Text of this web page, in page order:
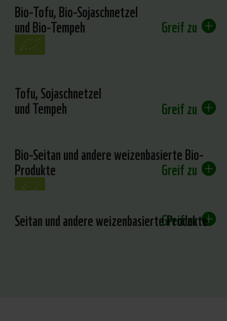
Bio-Tofu, Bio-Sojaschnetzel
und Bio-Tempeh Greif zu
Tofu, Sojaschnetzel
und Tempeh
Greif zu
Bio-Seitan und andere weizenbasierte Bio-
Produkte Greif zu
Seitan und andere weizenbasierte Produkte
Greif zu